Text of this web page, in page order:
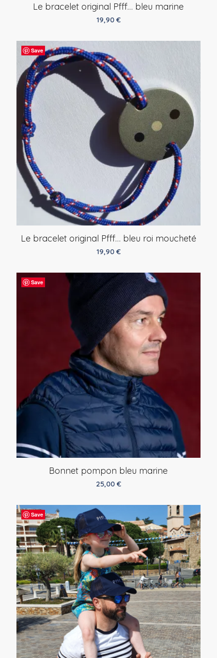
Le bracelet original Pfff… bleu marine
19,90 €
Save
Le bracelet original Pfff… bleu roi moucheté
19,90 €
Save
Bonnet pompon bleu marine
25,00 €
Save